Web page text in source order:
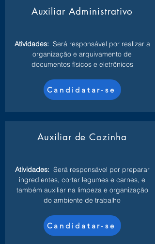
Auxiliar Administrativo
Atividades: Será responsável por realizar a
organização e arquivamento de
documentos físicos e eletrônicos
Candidatar-se
Auxiliar de Cozinha
Atividades: Será responsável por preparar
ingredientes, cortar legumes e carnes, e
também auxiliar na limpeza e organização
do ambiente de trabalho
Candidatar-se